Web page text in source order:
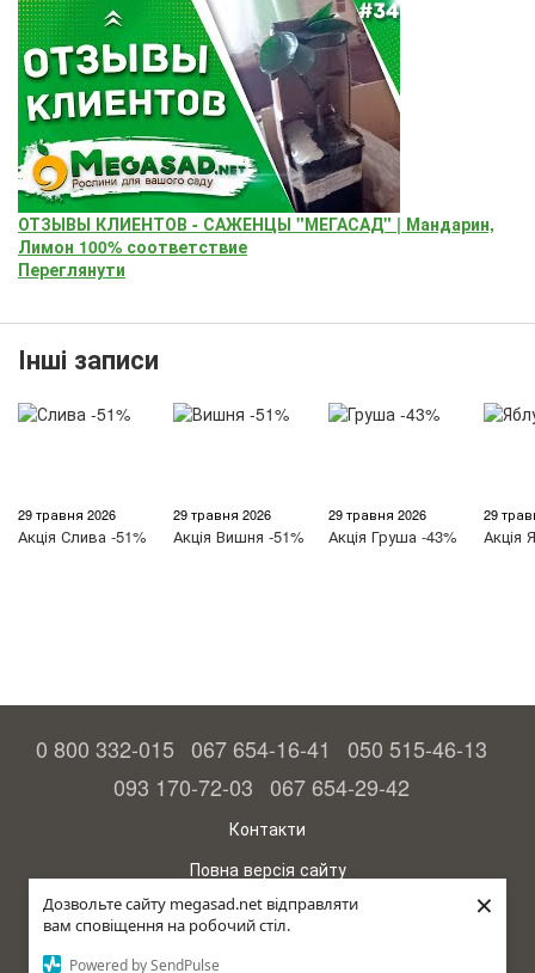
Дозвольте сайту megasad.net відправляти
вам сповіщення на робочий стіл.
Powered by SendPulse
×
ОТЗЫВЫ КЛИЕНТОВ - САЖЕНЦЫ "МЕГАСАД" | Мандарин,
Лимон 100% соответствие
Переглянути
Інші записи
29 травня 2026
Акція Слива -51%
29 травня 2026
Акція Вишня -51%
29 травня 2026
Акція Груша -43%
29
Акція
0 800 332-015 067 654-16-41
050 515-46-13
093 170-72-03 067 654-29-42
Контакти
Повна версія сайту
© 2015—2026
Megasad – гарантія високого врожаю